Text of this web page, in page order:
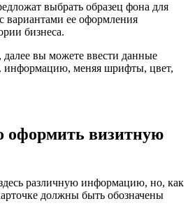
выбрать образец фона для
вариантами ее оформления
бизнеса.
вы можете ввести данные
информацию, меняя шрифты, цвет,
оформить визитную
различную информацию, но, как
должны быть обозначены